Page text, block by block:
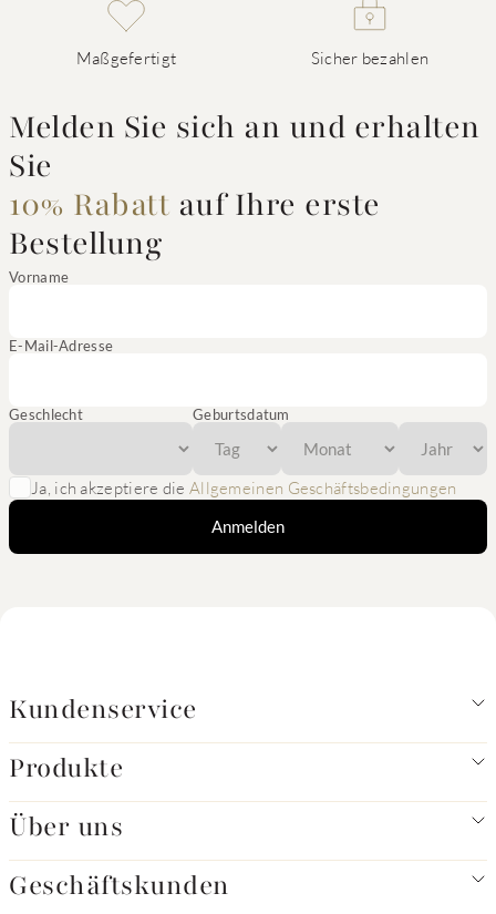
Maßgefertigt Sicher bezahlen
Melden Sie sich an und erhalten
Sie
10% Rabatt auf Ihre erste
Bestellung
Vorname
E-Mail-Adresse
Geschlecht Geburtsdatum
Ja, ich akzeptiere die Allgemeinen Geschäftsbedingungen
Anmelden
Kundenservice
Produkte
Über uns
Geschäftskunden